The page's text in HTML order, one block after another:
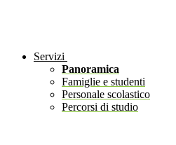
Servizi
Panoramica
Famiglie e studenti
Personale scolastico
Percorsi di studio